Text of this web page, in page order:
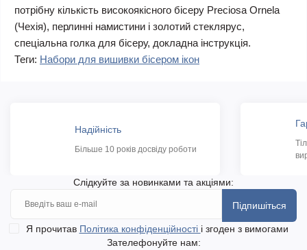
потрібну кількість високоякісного бісеру Preciosa Ornela
(Чехія), перлинні намистини і золотий стеклярус,
спеціальна голка для бісеру, докладна інструкція.
Теги: Набори для вишивки бісером ікон
Надійність
Більше 10 років досвіду роботи
Слідкуйте за новинками та акціями:
Підпишіться
Я прочитав Політика конфіденційності і згоден з вимогами
Зателефонуйте нам: